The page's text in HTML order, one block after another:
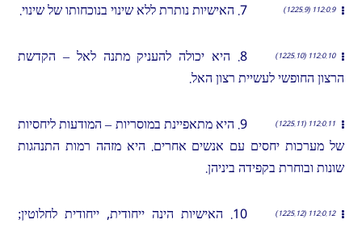
112:0.9 (1225.9) 7. האישיות נותרת ללא שינוי בנוכחותו של שינוי.
112:0.10 (1225.10)
8. היא יכולה להעניק מתנה לאל – הקדשת
הרצון החופשי לעשיית רצון האל.
112:0.11 (1225.11)
9. היא מתאפיינת במוסריות – המודעות ליחסיות
של מערכות יחסים עם אנשים אחרים. היא מזהה רמות התנהגות
שונות ובוחרת בקפידה ביניהן.
112:0.12 (1225.12)
10. האישיות הינה ייחודית, ייחודית לחלוטין;